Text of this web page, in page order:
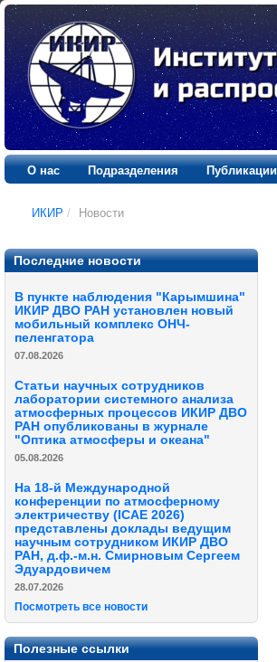
О нас Подразделения Публикации
ИКИР / Новости
Последние новости
В пункте наблюдения "Карымшина"
ИКИР ДВО РАН установлен новый
мобильный комплекс ОНЧ-
пеленгатора
07.08.2026
Статьи научных сотрудников
лаборатории системного анализа
атмосферных процессов ИКИР ДВО
РАН опубликованы в журнале
"Оптика атмосферы и океана"
05.08.2026
На 18-й Международной
конференции по атмосферному
электричеству (ICAE 2026)
представлены доклады ведущим
научным сотрудником ИКИР ДВО
РАН, д.ф.-м.н. Смирновым Сергеем
Эдуардовичем
28.07.2026
Посмотреть все новости
Полезные ссылки